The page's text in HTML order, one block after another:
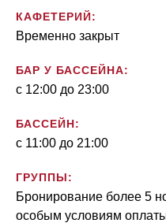
КАФЕТЕРИЙ:
Временно закрыт
БАР У БАССЕЙНА:
с 12:00 до 23:00
БАССЕЙН:
с 11:00 до 21:00
ГРУППЫ:
Бронирование более 5
особым условиям